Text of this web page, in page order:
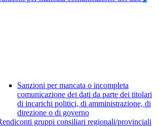
Sanzioni per mancata o incompleta
comunicazione dei dati da parte dei titolari
di incarichi politici, di amministrazione, di
direzione o di governo
gruppi consiliari regionali/provinciali